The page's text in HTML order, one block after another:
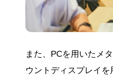
また、PCを用いたメ
ウントディスプレイ